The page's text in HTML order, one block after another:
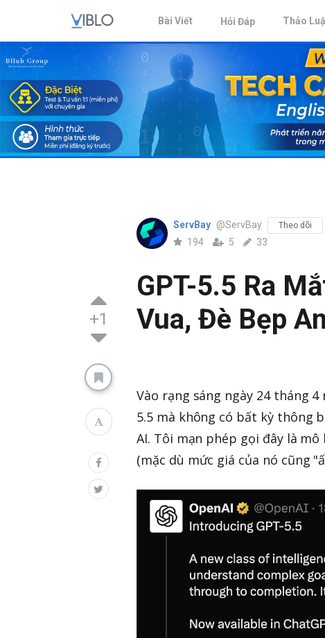
Bài Viết Hỏi Đáp Thảo
+1
ServBay @ServBay Theo dõi
194 5 33
GPT-5.5 Ra
Vua, Đè Bẹp
Vào rạng sáng ngày 24 tháng
5.5 mà không có bất kỳ thông
AI. Tôi mạn phép gọi đây là
(mặc dù mức giá của nó cũng